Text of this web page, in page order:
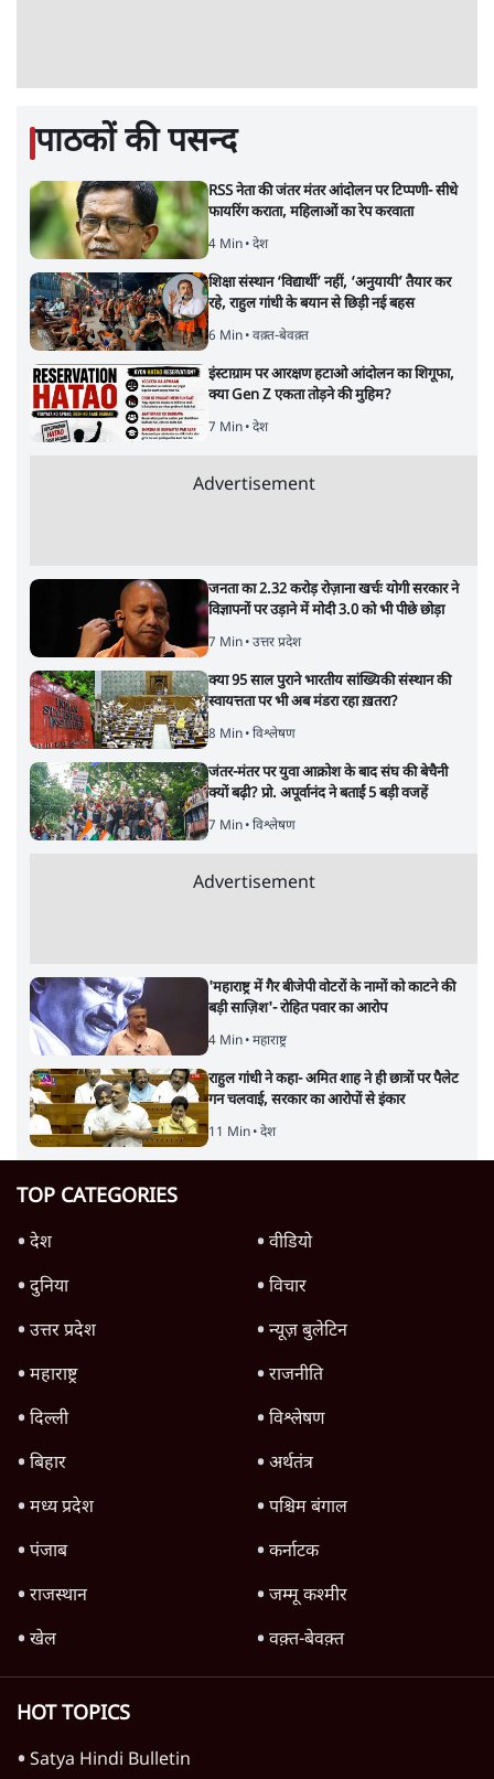
पाठकों की पसन्द
RSS नेता की जंतर मंतर आंदोलन पर टिप्पणी- सीधे
फायरिंग कराता, महिलाओं का रेप करवाता
4 Min• देश
शिक्षा संस्थान ‘विद्यार्थी’ नहीं, ‘अनुयायी’ तैयार कर
रहे, राहुल गांधी के बयान से छिड़ी नई बहस
6 Min• वक़्त-बेवक़्त
इंस्टाग्राम पर आरक्षण हटाओ आंदोलन का शिगूफा,
क्या Gen Z एकता तोड़ने की मुहिम?
7 Min• देश
Advertisement
जनता का 2.32 करोड़ रोज़ाना खर्चः योगी सरकार ने
विज्ञापनों पर उड़ाने में मोदी 3.0 को भी पीछे छोड़ा
7 Min• उत्तर प्रदेश
क्या 95 साल पुराने भारतीय सांख्यिकी संस्थान की
स्वायत्तता पर भी अब मंडरा रहा ख़तरा?
8 Min• विश्लेषण
जंतर-मंतर पर युवा आक्रोश के बाद संघ की बेचैनी
क्यों बढ़ी? प्रो. अपूर्वानंद ने बताईं 5 बड़ी वजहें
7 Min• विश्लेषण
Advertisement
'महाराष्ट्र में गैर बीजेपी वोटरों के नामों को काटने की
बड़ी साज़िश'- रोहित पवार का आरोप
4 Min• महाराष्ट्र
राहुल गांधी ने कहा- अमित शाह ने ही छात्रों पर पैलेट
गन चलवाई, सरकार का आरोपों से इंकार
11 Min• देश
TOP CATEGORIES
देश
वीडियो
दुनिया
विचार
उत्तर प्रदेश
न्यूज़ बुलेटिन
महाराष्ट्र
राजनीति
दिल्ली
विश्लेषण
बिहार
अर्थतंत्र
मध्य प्रदेश
पश्चिम बंगाल
पंजाब
कर्नाटक
राजस्थान
जम्मू कश्मीर
खेल
वक़्त-बेवक़्त
HOT TOPICS
Satya Hindi Bulletin